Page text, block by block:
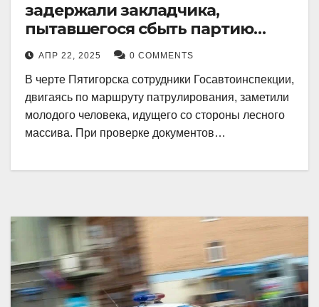
задержали закладчика,
пытавшегося сбыть партию
синтетического наркотика
АПР 22, 2025 0 COMMENTS
В черте Пятигорска сотрудники Госавтоинспекции,
двигаясь по маршруту патрулирования, заметили
молодого человека, идущего со стороны лесного
массива. При проверке документов…